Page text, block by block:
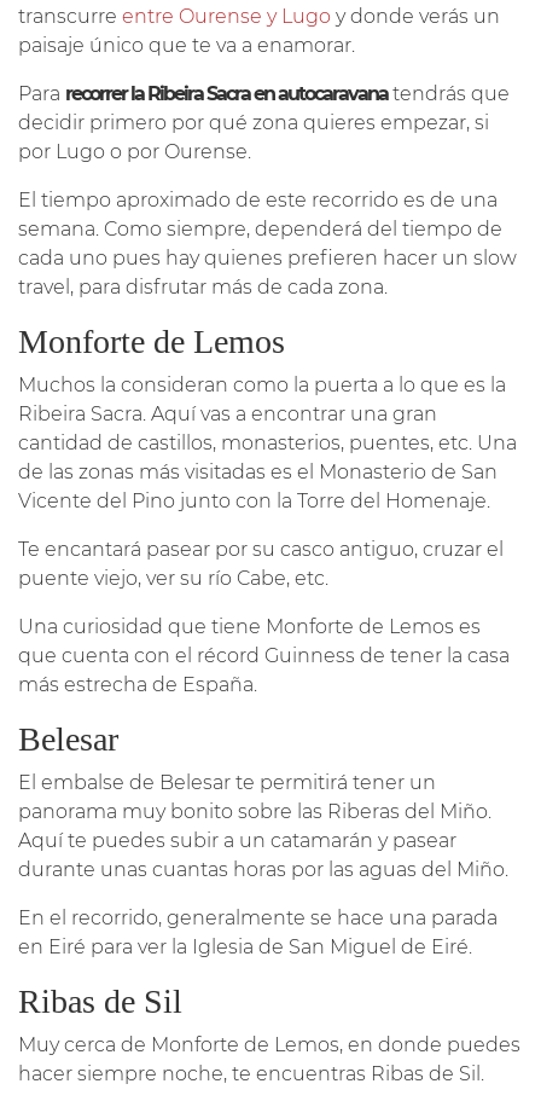
transcurre entre Ourense y Lugo y donde verás un
paisaje único que te va a enamorar.
Para recorrer la Ribeira Sacra en autocaravanatendrás que
decidir primero por qué zona quieres empezar, si
por Lugo o por Ourense.
El tiempo aproximado de este recorrido es de una
semana. Como siempre, dependerá del tiempo de
cada uno pues hay quienes prefieren hacer un slow
travel, para disfrutar más de cada zona.
Monforte de Lemos
Muchos la consideran como la puerta a lo que es la
Ribeira Sacra. Aquí vas a encontrar una gran
cantidad de castillos, monasterios, puentes, etc. Una
de las zonas más visitadas es el Monasterio de San
Vicente del Pino junto con la Torre del Homenaje.
Te encantará pasear por su casco antiguo, cruzar el
puente viejo, ver su río Cabe, etc.
Una curiosidad que tiene Monforte de Lemos es
que cuenta con el récord Guinness de tener la casa
más estrecha de España.
Belesar
El embalse de Belesar te permitirá tener un
panorama muy bonito sobre las Riberas del Miño.
Aquí te puedes subir a un catamarán y pasear
durante unas cuantas horas por las aguas del Miño.
En el recorrido, generalmente se hace una parada
en Eiré para ver la Iglesia de San Miguel de Eiré.
Ribas de Sil
Muy cerca de Monforte de Lemos, en donde puedes
hacer siempre noche, te encuentras Ribas de Sil.